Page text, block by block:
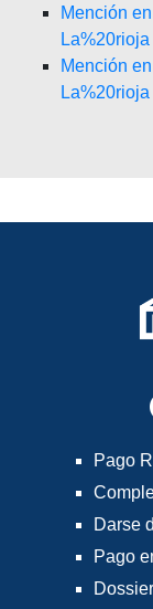
Mención
Mención
Pago
Darse
Pago